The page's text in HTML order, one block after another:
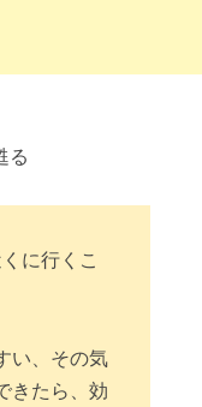
い、その気
きたら、効